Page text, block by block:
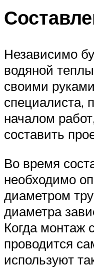
Независимо
водяной
своими
специалиста,
началом
составить
Во время
необходимо
диаметром
диаметра
Когда монтаж
проводится
используют